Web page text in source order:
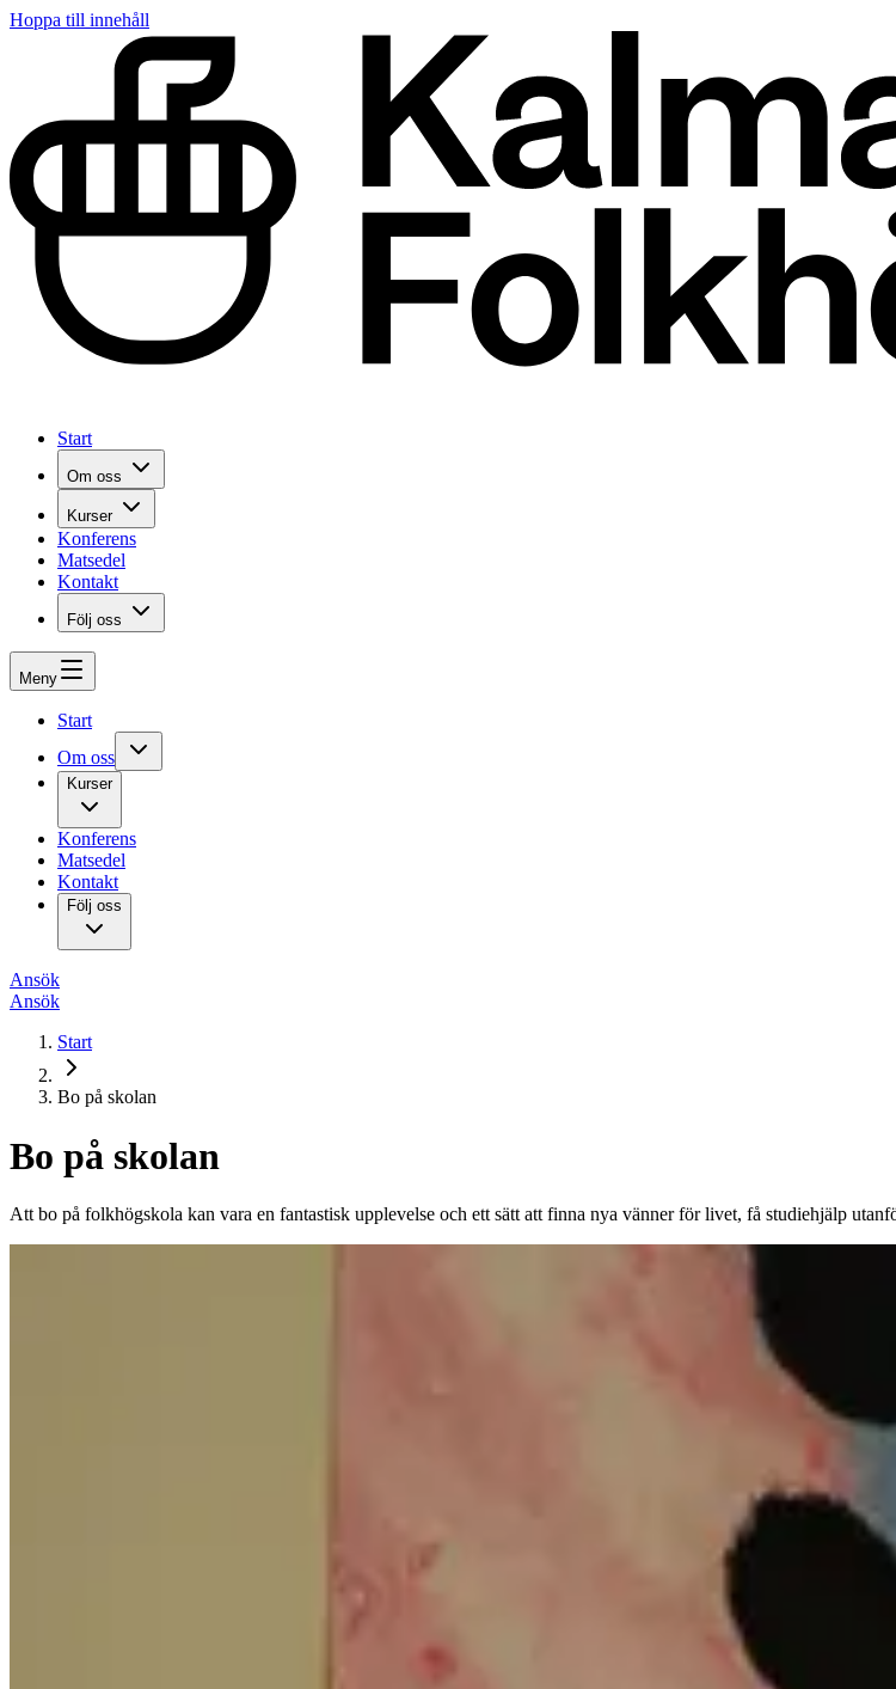
Hoppa till innehåll
Start
Om oss
Kurser
Konferens
Matsedel
Kontakt
Följ oss
Meny
Start
Om oss
Kurser
Konferens
Matsedel
Kontakt
Följ oss
Ansök
Ansök
Start
Bo på skolan
Bo på skolan
Att bo på folkhögskola kan vara en fantastisk upplevelse och ett sätt att finna nya vänner för livet, få studiehjälp